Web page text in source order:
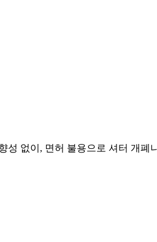
없이, 면허 불용으로 셔터 개